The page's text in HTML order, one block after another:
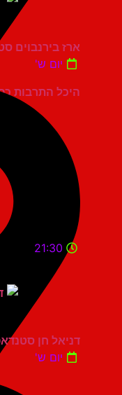
היכל התרבות כפר סבא
ארז בירנבוים סטנדאפ
יום ש'
21:30
דניאל חן סטנדאפ
יום ש'